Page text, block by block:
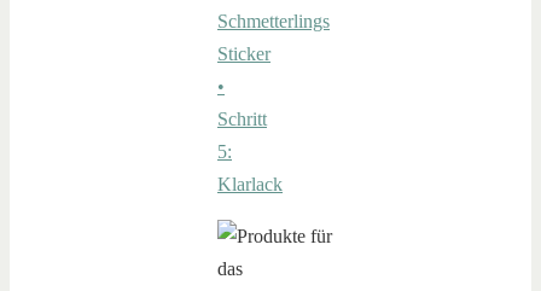
Schmetterlings
Sticker
•
Schritt
5:
Klarlack